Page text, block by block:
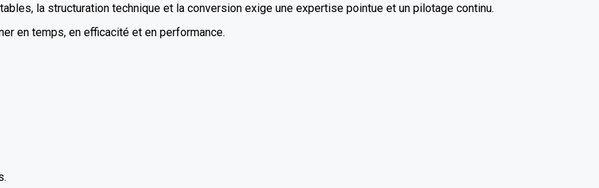
la structuration technique et la conversion exige une expertise pointue et un pilotage continu.
en temps, en efficacité et en performance.